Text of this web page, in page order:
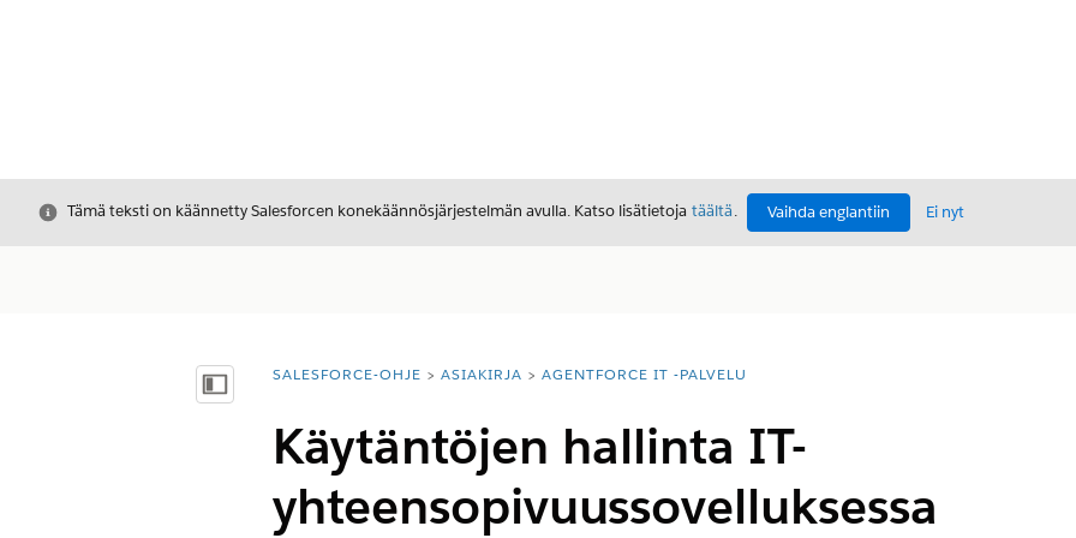
Sulje
Tämä teksti on käännetty Salesforcen konekäännösjärjestelmän avulla. Katso lisätietoja täältä. Vaihda englantiin Ei nyt
Näytä sisällysluettelo
Olet tässä:
SALESFORCE-OHJE ASIAKIRJA AGENTFORCE IT -PALVELU
Käytäntöjen hallinta IT-
yhteensopivuussovelluksessa